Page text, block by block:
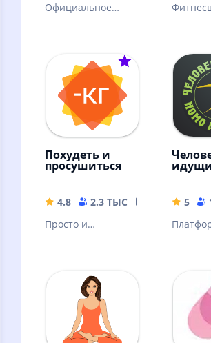
Официальное
велопроката
Похудеть и
просушиться
4.8 2.3 ТЫС
24.69 MB
Просто и
голода, без диет.
5
ходьбе.